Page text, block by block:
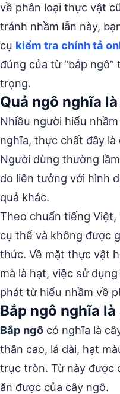
về phân loại thực vật
tránh nhầm lẫn này,
cụ kiểm tra chính tả
đúng của từ “bắp
trọng.
Quả ngô nghĩa
Nhiều người hiểu
nghĩa, thực chất đây là
Người dùng thường
do liên tưởng với hình
quả khác.
Theo chuẩn tiếng Việt,
cụ thể và không được
thức. Về mặt thực vật
mà là hạt, việc sử
phát từ hiểu nhầm về
Bắp ngô nghĩa là
Bắp ngô có nghĩa là
thân cao, lá dài, hạt
trục tròn. Từ này được
ăn được của cây ngô.